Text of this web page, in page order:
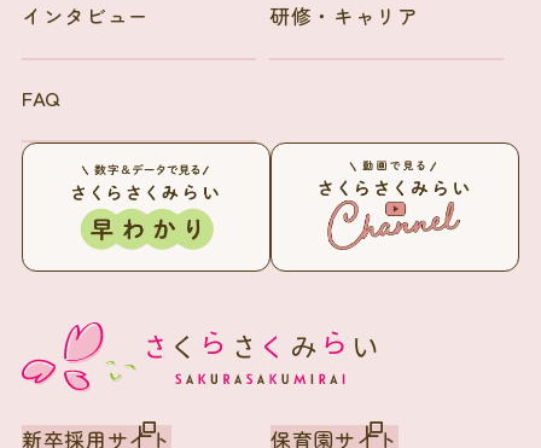
新卒採用サイト 保育園サイト
インタビュー 研修・キャリア
FAQ